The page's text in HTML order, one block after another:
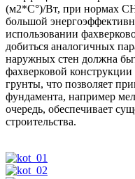
(м2*С°)/Вт, при нормах
большой
использовании
добиться аналогичных
наружных стен должна
фахверковой конструкции
грунты, что позволяет
фундамента, например
очередь, обеспечивает
строительства.